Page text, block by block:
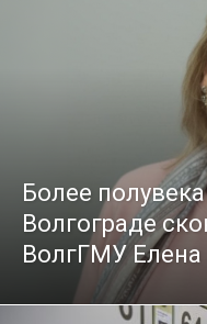
Более
Волгограде
ВолгГМУ